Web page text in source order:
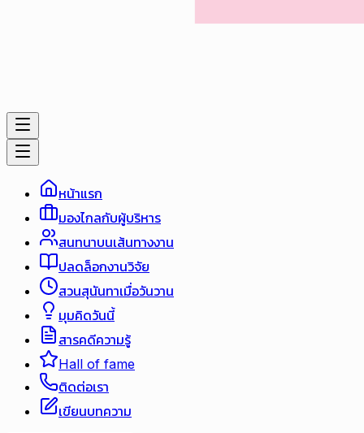
หน้าแรก
มองไกลกับผู้บริหาร
สนทนาบนเส้นทางงาน
ปลดล็อกงานวิจัย
สวนสุนันทาเมื่อวันวาน
มุมคิดวันนี้
สารคดีความรู้
Hall of fame
ติดต่อเรา
เขียนบทความ